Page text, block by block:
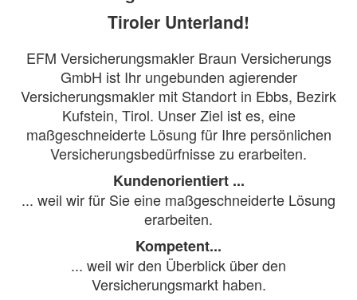
Tiroler Unterland!
EFM Versicherungsmakler Braun Versicherungs
GmbH ist Ihr ungebunden agierender
Versicherungsmakler mit Standort in Ebbs, Bezirk
Kufstein, Tirol​. Unser Ziel ist es, eine
maßgeschneiderte Lösung für Ihre persönlichen
Versicherungsbedürfnisse zu erarbeiten.
Kundenorientiert ...
... weil wir für Sie eine maßgeschneiderte Lösung
erarbeiten.
Kompetent...
... weil wir den Überblick über den
Versicherungsmarkt haben.